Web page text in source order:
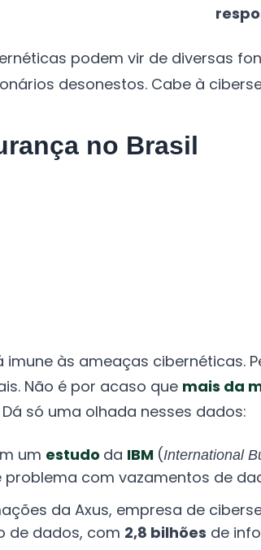
podem vir de diversas
desonestos. Cabe à
no Brasil
imune às ameaças cibernéticas.
Não é por acaso que mais da
só uma olhada nesses dados:
um estudo da IBM (International
problema com vazamentos de
da Axus, empresa de
de dados, com 2,8 bilhões de